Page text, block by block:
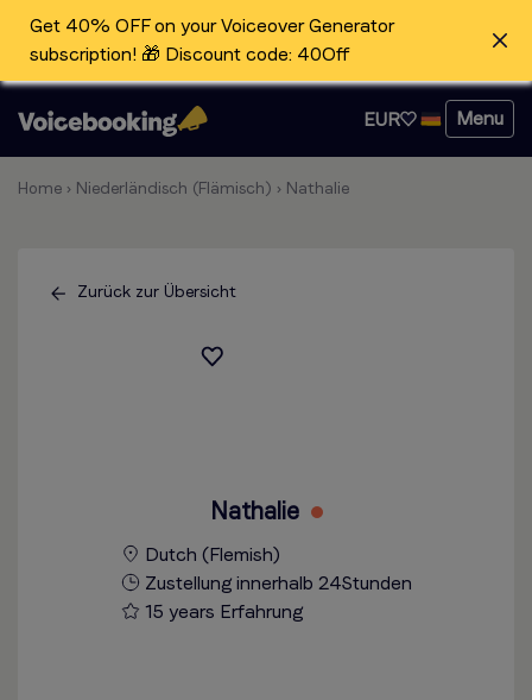
Get 40% OFF on your Voiceover Generator
subscription! 🎁 Discount code: 40Off
EUR Menu
Home › Niederländisch (Flämisch) › Nathalie
Zurück zur Übersicht
Nathalie
Dutch (Flemish)
Zustellung innerhalb 24Stunden
15 years Erfahrung